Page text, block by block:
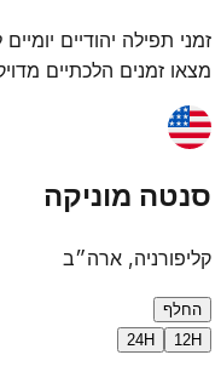
זמני תפילה יהודיים יומיים
מצאו זמנים הלכתיים
סנטה מוניקה
קליפורניה, ארה״ב
החלף
12H
24H